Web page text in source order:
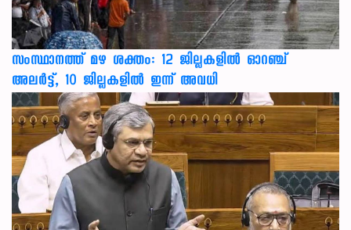
സംസ്ഥാനത്ത് മഴ ശക്തം: 12 ജില്ലകളിൽ ഓറഞ്ച്
അലർട്ട്, 10 ജില്ലകളിൽ ഇന്ന് അവധി